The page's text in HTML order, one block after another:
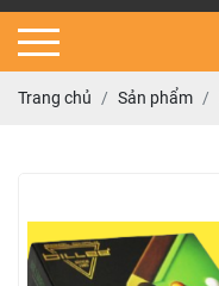
Trang chủ Sản phẩm